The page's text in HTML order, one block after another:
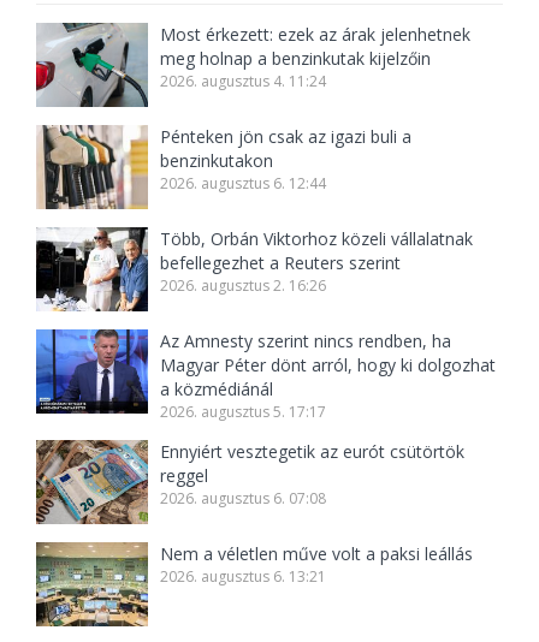
Most érkezett: ezek az árak jelenhetnek
meg holnap a benzinkutak kijelzőin
2026. augusztus 4. 11:24
Pénteken jön csak az igazi buli a
benzinkutakon
2026. augusztus 6. 12:44
Több, Orbán Viktorhoz közeli vállalatnak
befellegezhet a Reuters szerint
2026. augusztus 2. 16:26
Az Amnesty szerint nincs rendben, ha
Magyar Péter dönt arról, hogy ki dolgozhat
a közmédiánál
2026. augusztus 5. 17:17
Ennyiért vesztegetik az eurót csütörtök
reggel
2026. augusztus 6. 07:08
Nem a véletlen műve volt a paksi leállás
2026. augusztus 6. 13:21